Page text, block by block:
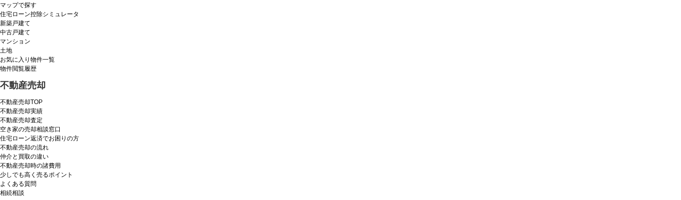
マップで探す
住宅ローン控除シミュレータ
新築戸建て
中古戸建て
マンション
土地
お気に入り物件一覧
物件閲覧履歴
不動産売却
不動産売却TOP
不動産売却実績
不動産売却査定
空き家の売却相談窓口
住宅ローン返済でお困りの方
不動産売却の流れ
仲介と買取の違い
不動産売却時の諸費用
少しでも高く売るポイント
よくある質問
相続相談